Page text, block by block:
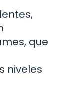
que
niveles